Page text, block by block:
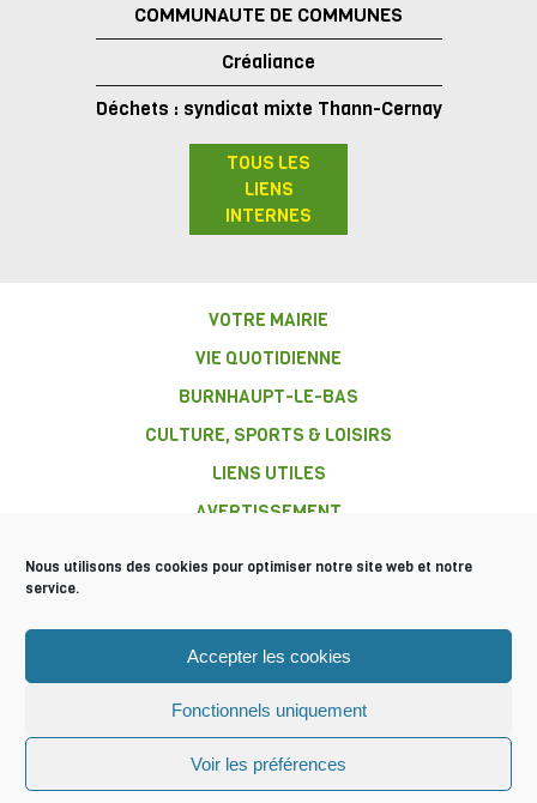
Nous utilisons des cookies pour optimiser notre site web et notre
service.
Accepter les cookies
Fonctionnels uniquement
Voir les préférences
COMMUNAUTE DE COMMUNES
Créaliance
Déchets : syndicat mixte Thann-Cernay
TOUS LES
LIENS
INTERNES
BURNHAUPT-
LE-BAS
VOTRE MAIRIE
VIE QUOTIDIENNE
BURNHAUPT-LE-BAS
CULTURE, SPORTS & LOISIRS
LIENS UTILES
AVERTISSEMENT
Mentions légales
© 2016 Tous droits réservés